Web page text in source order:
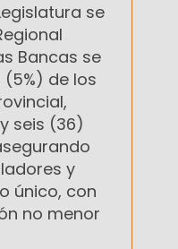
se
Bancas se
de los
seis (36)
y
único, con
no menor